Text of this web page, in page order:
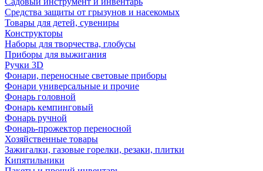
Средства защиты от грызунов и насекомых
Товары для детей, сувениры
Конструкторы
Наборы для творчества, глобусы
Приборы для выжигания
Ручки 3D
Фонари, переносные световые приборы
Фонари универсальные и прочие
Фонарь головной
Фонарь кемпинговый
Фонарь ручной
Фонарь-прожектор переносной
Хозяйственные товары
Зажигалки, газовые горелки, резаки, плитки
Кипятильники